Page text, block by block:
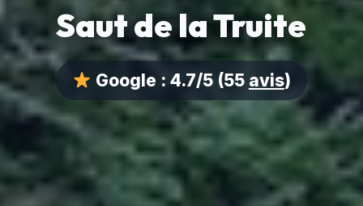
Saut de la Truite
Google : 4.7/5(55 avis)